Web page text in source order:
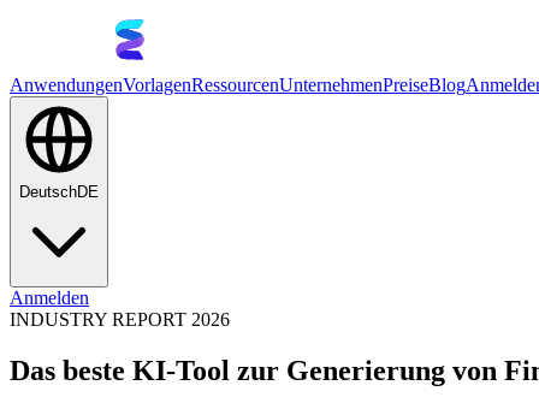
AnwendungenVorlagenRessourcenUnternehmenPreiseBlog
DeutschDE
Anmelden
INDUSTRY REPORT 2026
Das beste KI-Tool zur Generierung von